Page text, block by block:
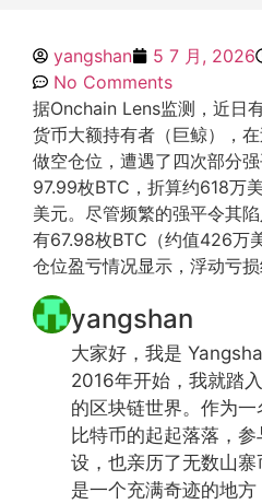
yangshan 5 7 月, 2026
No Comments
据Onchain Lens监测，近日
货币大额持有者（巨鲸），
做空仓位，遭遇了四次部分
97.99枚BTC，折算约618万
美元。尽管频繁的强平令其
有67.98枚BTC（约值426万
仓位盈亏情况显示，浮动亏损
yangshan
大家好，我是
2016年开始，我就踏
的区块链世界。作为
比特币的起起落落，
设，也亲历了无数山
是一个充满奇迹的地